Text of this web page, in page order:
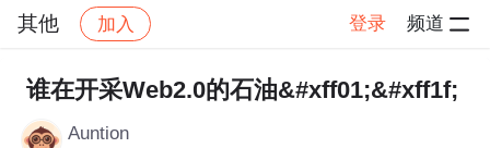
其他 加入 登录 频道
社区 其他 帖子详情
谁在开采Web2.0的石油&#xff01;&#xff1f;
Auntion